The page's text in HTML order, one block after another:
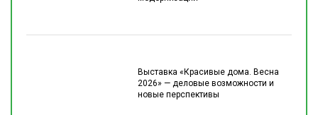
Выставка «Красивые дома. Весна
2026» — деловые возможности и
новые перспективы